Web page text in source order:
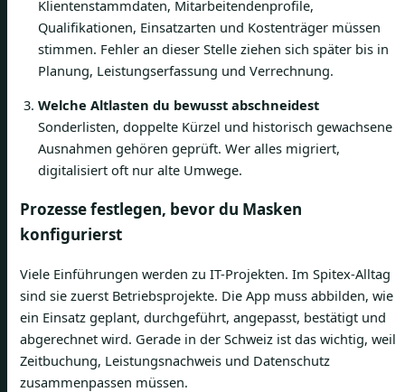
Klientenstammdaten, Mitarbeitendenprofile,
Qualifikationen, Einsatzarten und Kostenträger müssen
stimmen. Fehler an dieser Stelle ziehen sich später bis in
Planung, Leistungserfassung und Verrechnung.
Welche Altlasten du bewusst abschneidest
Sonderlisten, doppelte Kürzel und historisch gewachsene
Ausnahmen gehören geprüft. Wer alles migriert,
digitalisiert oft nur alte Umwege.
Prozesse festlegen, bevor du Masken
konfigurierst
Viele Einführungen werden zu IT-Projekten. Im Spitex-Alltag
sind sie zuerst Betriebsprojekte. Die App muss abbilden, wie
ein Einsatz geplant, durchgeführt, angepasst, bestätigt und
abgerechnet wird. Gerade in der Schweiz ist das wichtig, weil
Zeitbuchung, Leistungsnachweis und Datenschutz
zusammenpassen müssen.